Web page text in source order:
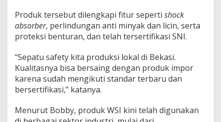
Produk tersebut dilengkapi fitur seperti shock
absorber, perlindungan anti minyak dan licin, serta
proteksi benturan, dan telah tersertifikasi SNI.
“Sepatu safety kita produksi lokal di Bekasi.
Kualitasnya bisa bersaing dengan produk impor
karena sudah mengikuti standar terbaru dan
bersertifikasi,” katanya.
Menurut Bobby, produk WSI kini telah digunakan